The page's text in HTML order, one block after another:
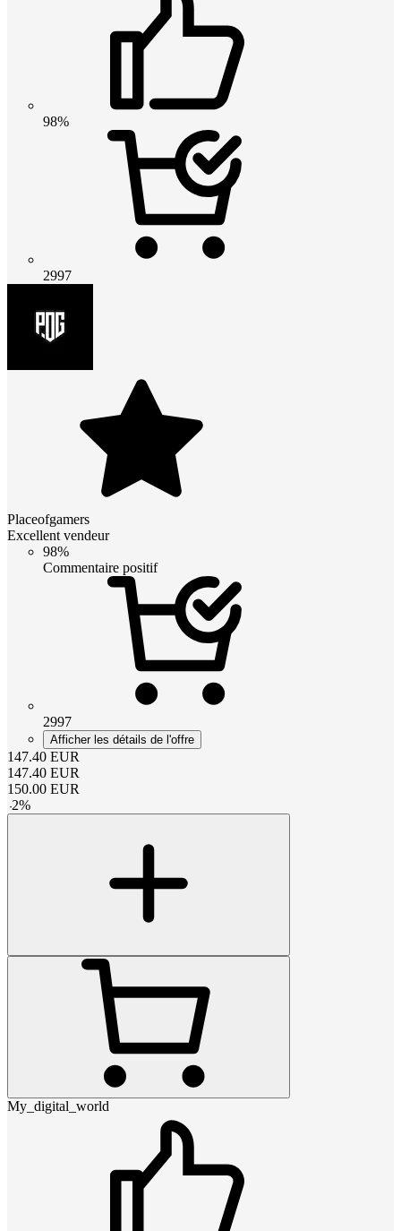
98%
2997
Placeofgamers
Excellent vendeur
98%
Commentaire positif
2997
Afficher les détails de l'offre
147.40 EUR
147.40 EUR
150.00 EUR
-2%
My_digital_world